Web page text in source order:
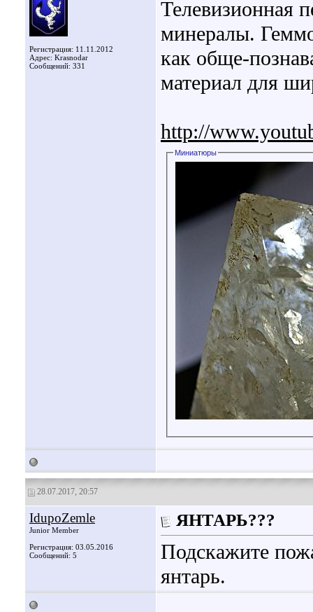
Регистрация: 11.11.2012
Адрес: Krasnodar
Сообщений: 331
Телевизионная
минералы.
как обще-
материал для
http://
Миниатюры
28.07.2017, 20:57
IdupoZemle
Junior Member
Регистрация: 03.05.2016
Сообщений: 5
ЯНТАРЬ???
Подскажите
янтарь.